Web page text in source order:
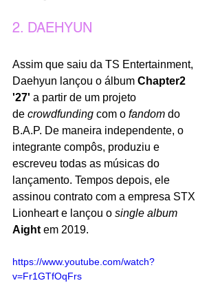
2. DAEHYUN
Assim que saiu da TS Entertainment,
Daehyun lançou o álbum Chapter2
'27' a partir de um projeto
de crowdfunding com o fandom do
B.A.P. De maneira independente, o
integrante compôs, produziu e
escreveu todas as músicas do
lançamento. Tempos depois, ele
assinou contrato com a empresa STX
Lionheart e lançou o single album
Aight em 2019.
https://www.youtube.com/watch?
v=Fr1GTfOqFrs